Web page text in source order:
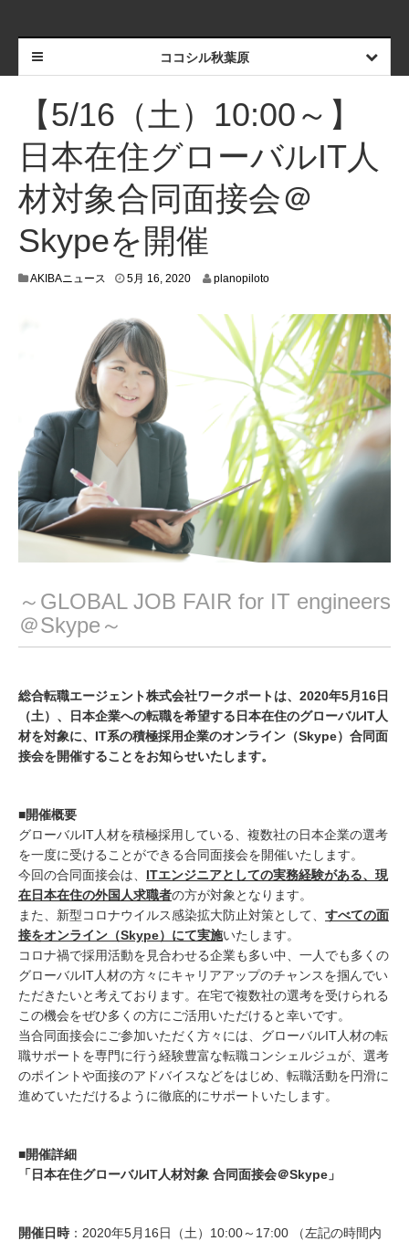
ココシル秋葉原
【5/16（土）10:00～】
日本在住グローバルIT人
材対象合同面接会＠
Skypeを開催
AKIBAニュース 5月 16, 20205
2
planopiloto
～GLOBAL JOB FAIR for IT engineers
＠Skype～
総合転職エージェント株式会社ワークポートは、2020年5月16日
（土）、日本企業への転職を希望する日本在住のグローバルIT人
材を対象に、IT系の積極採用企業のオンライン（Skype）合同面
接会を開催することをお知らせいたします。
■開催概要
グローバルIT人材を積極採用している、複数社の日本企業の選考
を一度に受けることができる合同面接会を開催いたします。
今回の合同面接会は、 ITエンジニアとしての実務経験がある、現
在日本在住の外国人求職者の方が対象となります。
また、新型コロナウイルス感染拡大防止対策として、 すべての面
接をオンライン（Skype）にて実施いたします。
コロナ禍で採用活動を見合わせる企業も多い中、一人でも多くの
グローバルIT人材の方々にキャリアアップのチャンスを掴んでい
ただきたいと考えております。在宅で複数社の選考を受けられる
この機会をぜひ多くの方にご活用いただけると幸いです。
当合同面接会にご参加いただく方々には、グローバルIT人材の転
職サポートを専門に行う経験豊富な転職コンシェルジュが、選考
のポイントや面接のアドバイスなどをはじめ、転職活動を円滑に
進めていただけるように徹底的にサポートいたします。
■開催詳細
「日本在住グローバルIT人材対象 合同面接会＠Skype」
開催日時 ：2020年5月16日（土）10:00～17:00 （左記の時間内